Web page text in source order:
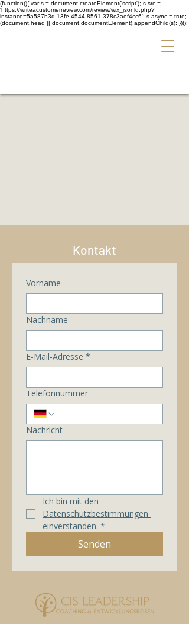
(function(){ var s = document.createElement('script'); s.src =
'https://writeacustomerreview.com/review/wix_jsonld.php?
instance=5a587b3d-13fe-4544-8561-378c3aef4cc6'; s.async = true;
(document.head || document.documentElement).appendChild(s); })();
Kontakt
Vorname
Nachname
E-Mail-Adresse *
Telefonnummer
Nachricht
einverstanden. *
Senden